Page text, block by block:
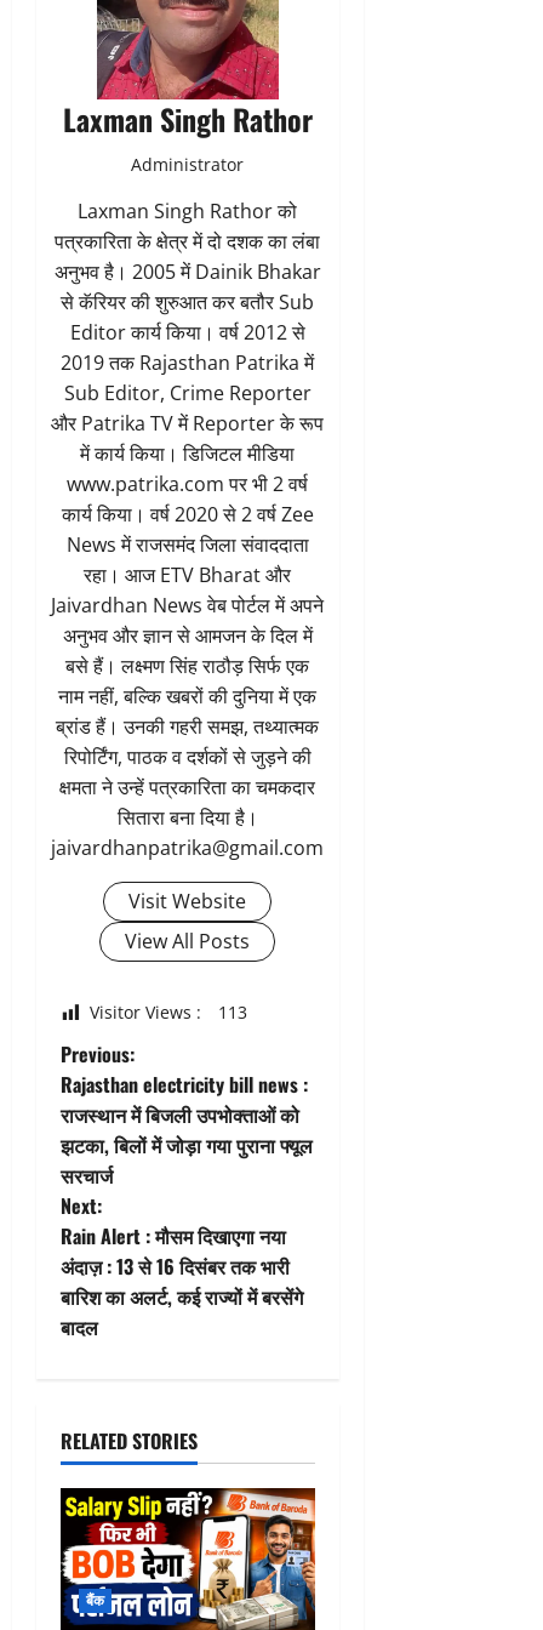
Laxman Singh Rathor
Administrator
Laxman Singh Rathor को
पत्रकारिता के क्षेत्र में दो दशक का लंबा
अनुभव है। 2005 में Dainik Bhakar
से कॅरियर की शुरुआत कर बतौर Sub
Editor कार्य किया। वर्ष 2012 से
2019 तक Rajasthan Patrika में
Sub Editor, Crime Reporter
और Patrika TV में Reporter के रूप
में कार्य किया। डिजिटल मीडिया
www.patrika.com पर भी 2 वर्ष
कार्य किया। वर्ष 2020 से 2 वर्ष Zee
News में राजसमंद जिला संवाददाता
रहा। आज ETV Bharat और
Jaivardhan News वेब पोर्टल में अपने
अनुभव और ज्ञान से आमजन के दिल में
बसे हैं। लक्ष्मण सिंह राठौड़ सिर्फ एक
नाम नहीं, बल्कि खबरों की दुनिया में एक
ब्रांड हैं। उनकी गहरी समझ, तथ्यात्मक
रिपोर्टिंग, पाठक व दर्शकों से जुड़ने की
क्षमता ने उन्हें पत्रकारिता का चमकदार
सितारा बना दिया है।
jaivardhanpatrika@gmail.com
Visit Website
View All Posts
Visitor Views : 113
P
o
s
t
n
a
i
g
a
t
Previous:
Rajasthan electricity bill news :
राजस्थान में बिजली उपभोक्ताओं को
झटका, बिलों में जोड़ा गया पुराना फ्यूल
सरचार्ज
Next:
Rain Alert : मौसम दिखाएगा नया
अंदाज़ : 13 से 16 दिसंबर तक भारी
बारिश का अलर्ट, कई राज्यों में बरसेंगे
बादल
RELATED STORIES
बैंक